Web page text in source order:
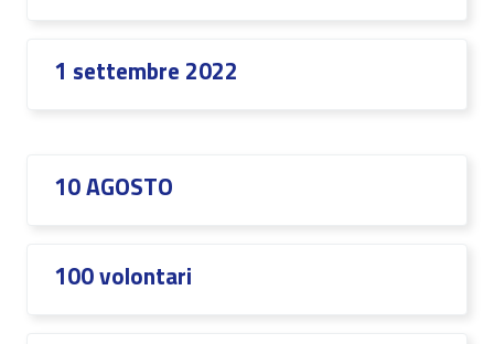
1 settembre 2022
10 AGOSTO
100 volontari